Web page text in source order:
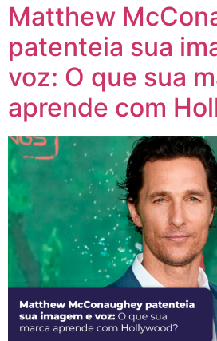
Matthew
patenteia sua
voz: O que sua
aprende com